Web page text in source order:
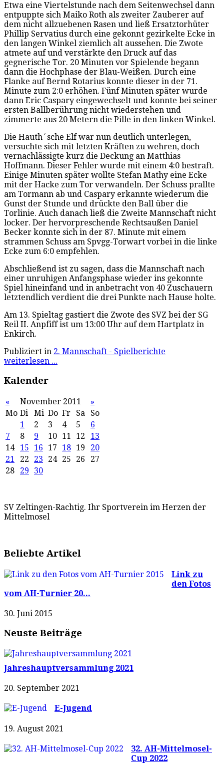
Etwa eine Viertelstunde nach dem Seitenwechsel dann
entpuppte sich Maiko Roth als zweiter Zauberer auf
dem nicht allzuebenen Rasen und ließ Ersatztorhüter
Phillip Servatius durch eine gekonnt gezirkelte Ecke in
den langen Winkel ziemlich alt aussehen. Die Zwote
atmete auf und verstärkte den Druck auf das
gegnerische Tor. 20 Minuten vor Spielende begann
dann die Hochphase der Blau-Weißen. Durch eine
Flanke auf Bernd Rotarius konnte dieser in der 71.
Minute zum 2:0 erhöhen. Fünf Minuten später wurde
dann Eric Caspary eingewechselt und konnte bei seiner
ersten Ballberührung nicht wiederstehen und
zimmerte aus 20 Metern die Pille in den linken Winkel.
Die Hauth´sche Elf war nun deutlich unterlegen,
versuchte sich mit letzten Kräften zu wehren, doch
vernachlässigte kurz die Deckung an Matthias
Hoffmann. Dieser Fehler wurde mit einem 4:0 bestraft.
Einige Minuten später wollte Stefan Mathy eine Ecke
mit der Hacke zum Tor verwandeln. Der Schuss prallte
am Tormann ab und Caspary erkannte wiederum die
Gunst der Stunde und drückte den Ball über die
Torlinie. Auch danach ließ die Zweite Mannschaft nicht
locker. Der hervorpreschende Rechtsaußen Daniel
Becker konnte sich in der 87. Minute mit einem
strammen Schuss am Spvgg-Torwart vorbei in die linke
Ecke zum 6:0 empfehlen.
Abschließend ist zu sagen, dass die Mannschaft nach
einer unruhigen Anfangsphase wieder ins gekonnte
Spiel hineinfand und in anbetracht von 40 Zuschauern
letztendlich verdient die drei Punkte nach Hause holte.
Am 13. Spieltag gastiert die Zwote des SVZ bei der SG
Reil II. Anpfiff ist um 13:00 Uhr auf dem Hartplatz in
Enkirch.
Publiziert in 2. Mannschaft - Spielberichte
weiterlesen ...
Kalender
« November 2011
»
Mo Di Mi Do Fr Sa
So
1
2 3 4 5
6
7
8 9 10 11 12
13
14
15 16 17 18 19
20
21
22 23 24 25 26
27
28
29 30
SV Zeltingen-Rachtig. Ihr Sportverein im Herzen der
Mittelmosel
Beliebte Artikel
Link zu
den Fotos
vom AH-Turnier 20...
30. Juni 2015
Neuste Beiträge
Jahreshauptversammlung 2021
20. September 2021
E-Jugend
19. August 2021
32. AH-Mittelmosel-
Cup 2022